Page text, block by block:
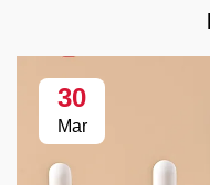
30
Mar